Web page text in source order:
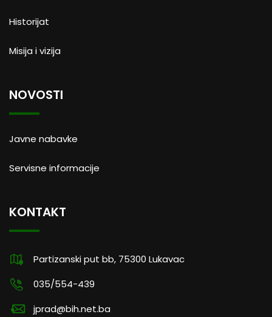
Historijat
Misija i vizija
NOVOSTI
Javne nabavke
Servisne informacije
KONTAKT
Partizanski put bb, 75300 Lukavac
035/554-439
jprad@bih.net.ba